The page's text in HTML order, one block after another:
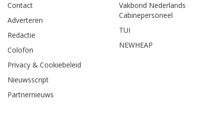
Contact
Adverteren
Redactie
Colofon
Privacy & Cookiebeleid
Nieuwsscript
Partnernieuws
Vakbond Nederlands
Cabinepersoneel
TUI
NEWHEAP